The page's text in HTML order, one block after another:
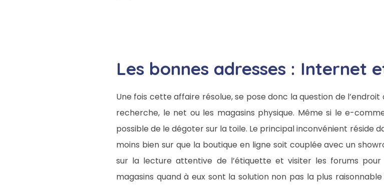
Les bonnes adresses : Internet
Une fois cette affaire résolue, se pose donc la question de
recherche, le net ou les magasins physique. Même si le e-
possible de le dégoter sur la toile. Le principal inconvénient réside
moins bien sur que la boutique en ligne soit couplée avec un
sur la lecture attentive de l’étiquette et visiter les forums
magasins quand à eux sont la solution non pas la plus